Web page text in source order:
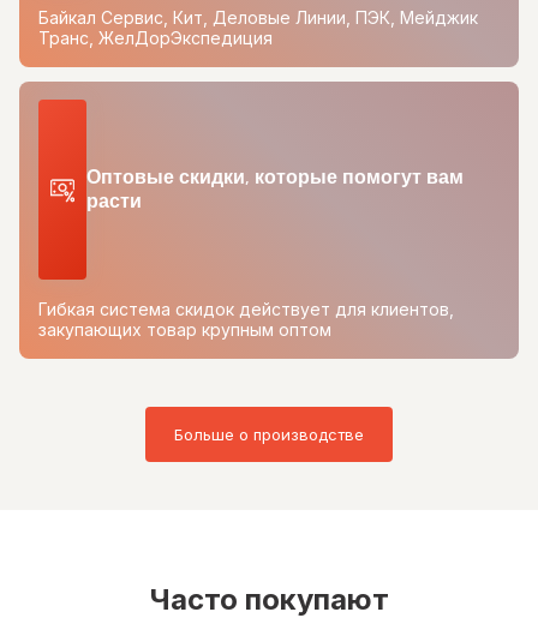
Байкал Сервис, Кит, Деловые Линии, ПЭК, Мейджик
Транс, ЖелДорЭкспедиция
Оптовые скидки, которые помогут вам
расти
Гибкая система скидок действует для клиентов,
закупающих товар крупным оптом
Больше о производстве
Часто покупают